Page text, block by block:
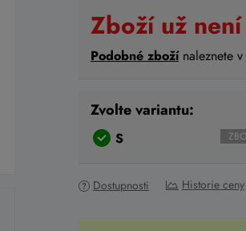
Zboží už
Podobné zbožínaleznete
Zvolte variantu:
S
Dostupnosti Historie ceny